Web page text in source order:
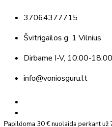
37064377715
Švitrigailos g. 1 Vilnius
Dirbame I-V, 10:00-18:00
info@voniosguru.lt
Papildoma 30 € nuolaida perkant už